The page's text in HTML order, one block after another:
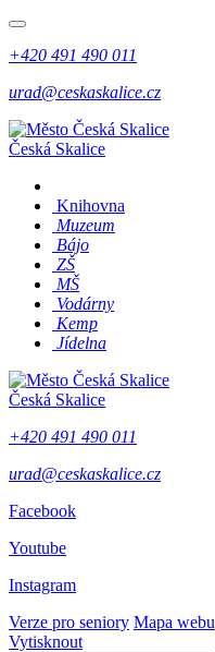
+420 491 490 011
urad@ceskaskalice.cz
Česká Skalice
Knihovna
Muzeum
Bájo
ZŠ
MŠ
Vodárny
Kemp
Jídelna
Česká Skalice
+420 491 490 011
urad@ceskaskalice.cz
Facebook
Youtube
Instagram
Verze pro seniory Mapa webu
Vytisknout